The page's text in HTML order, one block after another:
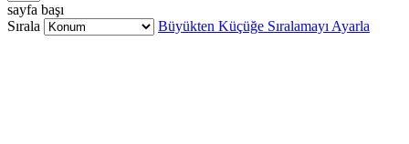
sayfa başı
Sırala
Büyükten Küçüğe Sıralamayı Ayarla